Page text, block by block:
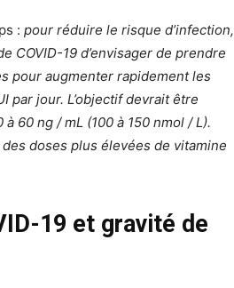
: pour réduire le risque d’infection,
COVID-19 d’envisager de prendre
pour augmenter rapidement les
par jour. L’objectif devrait être
60 ng / mL (100 à 150 nmol / L).
doses plus élevées de vitamine
19 et gravité de